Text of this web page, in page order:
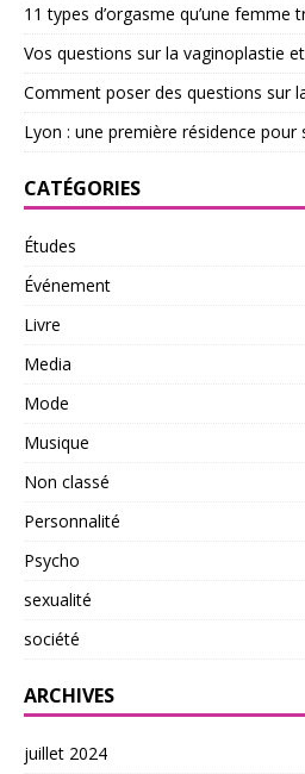
11 types d’orgasme qu’une femme
Vos questions sur la vaginoplastie
Comment poser des questions sur
Lyon : une première résidence pour
CATÉGORIES
Études
Événement
Livre
Media
Mode
Musique
Non classé
Personnalité
Psycho
sexualité
société
ARCHIVES
juillet 2024